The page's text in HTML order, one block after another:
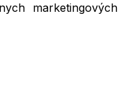
marketingových